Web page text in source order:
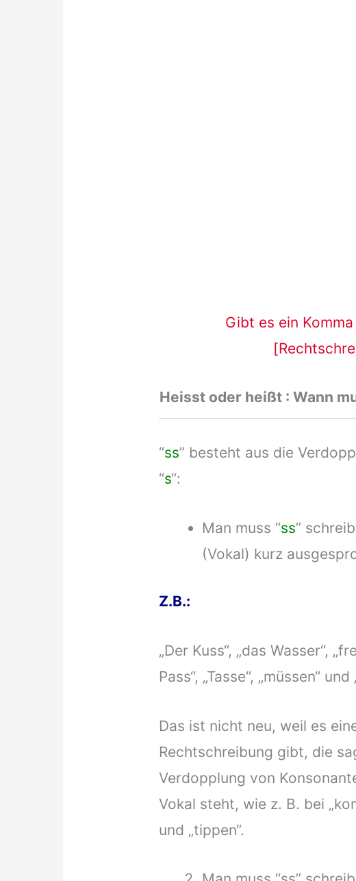
Gibt es ein
Heisst oder heißt : Wann
“ss” besteht aus die
“s“:
Man muss “ss”
(Vokal) kurz
Z.B.:
„Der Kuss“, „das Wasser“,
Pass“, „Tasse“, „müssen“ und
Das ist nicht neu, weil es
Rechtschreibung gibt, die
Verdopplung von
Vokal steht, wie z. B. bei
und „tippen“.